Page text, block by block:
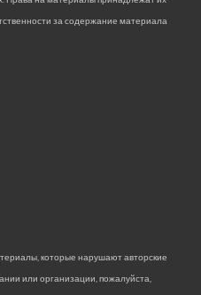
за содержание материала
которые нарушают авторские
или организации, пожалуйста,